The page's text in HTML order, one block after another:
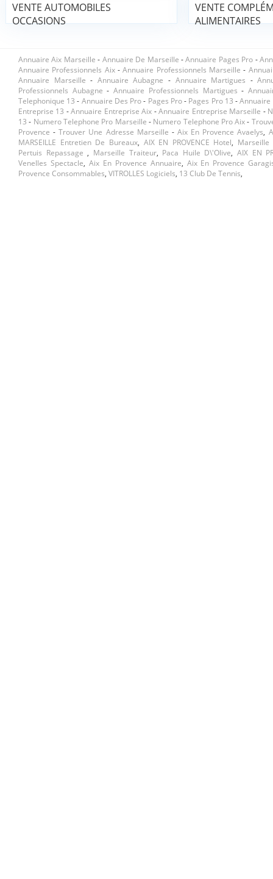
VENTE AUTOMOBILES
OCCASIONS
VENTE
ALIMENTAIRES
Annuaire Aix Marseille - Annuaire De Marseille -Annuaire Pages Pro -
Annuaire Professionnels Aix -Annuaire Professionnels Marseille -
Annuaire Marseille - Annuaire Aubagne - Annuaire Martigues -
Professionnels Aubagne -Annuaire Professionnels Martigues -
Telephonique 13 - Annuaire Des Pro- Pages Pro- Pages Pro 13 -Annuaire
Entreprise 13 -Annuaire Entreprise Aix -Annuaire Entreprise Marseille -
13 - Numero Telephone Pro Marseille - Numero Telephone Pro Aix-
Provence -Trouver Une Adresse Marseille -Aix En Provence Avaelys,
MARSEILLE Entretien De Bureaux, AIX EN PROVENCE Hotel, Marseille
Pertuis Repassage , Marseille Traiteur, Paca Huile D\'olive,AIX EN
Venelles Spectacle, Aix En Provence Annuaire, Aix En Provence
Provence Consommables, VITROLLES Logiciels, 13 Club De Tennis,